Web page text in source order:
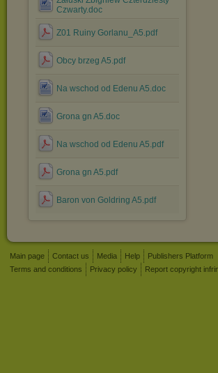
Czwarty.doc
Z01 Ruiny Gorlanu_A5.pdf
Obcy brzeg A5.pdf
Na wschod od Edenu A5.doc
Grona gn A5.doc
Na wschod od Edenu A5.pdf
Grona gn A5.pdf
Baron von Goldring A5.pdf
Main page Contact us Media Help
Publishers Platform
Terms and conditions
Privacy policy Report copyright